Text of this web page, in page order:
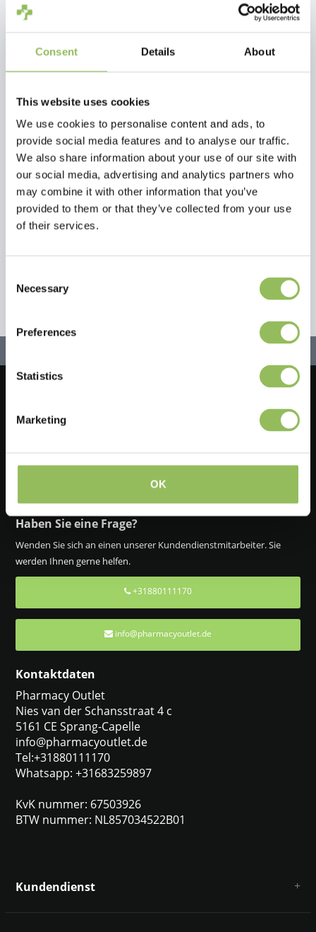
Consent Details About
This website uses cookies
We use cookies to personalise content and ads, to
provide social media features and to analyse our traffic.
We also share information about your use of our site with
our social media, advertising and analytics partners who
may combine it with other information that you’ve
provided to them or that they’ve collected from your use
of their services.
Selection
Necessary
Preferences
Statistics
Marketing
OK
Beschreibung
Bewertungen
This article has no reviews yet
Eigene Bewertung erstellen
Melden Sie sich für unseren Newsletter an
Haben Sie eine Frage?
Wenden Sie sich an einen unserer Kundendienstmitarbeiter. Sie
werden Ihnen gerne helfen.
+31880111170
info@pharmacyoutlet.de
Kontaktdaten
Pharmacy Outlet
Nies van der Schansstraat 4 c
5161 CE Sprang-Capelle
info@pharmacyoutlet.de
Tel:+31880111170
Whatsapp: +31683259897
KvK nummer: 67503926
BTW nummer: NL857034522B01
Kundendienst